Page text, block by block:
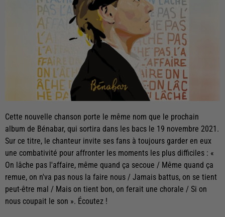
Cette nouvelle chanson porte le même nom que le prochain
album de Bénabar, qui sortira dans les bacs le 19 novembre 2021.
Sur ce titre, le chanteur invite ses fans à toujours garder en eux
une combativité pour affronter les moments les plus difficiles : «
On lâche pas l'affaire, même quand ça secoue / Même quand ça
remue, on n'va pas nous la faire nous / Jamais battus, on se tient
peut-être mal / Mais on tient bon, on ferait une chorale / Si on
nous coupait le son ». Écoutez !